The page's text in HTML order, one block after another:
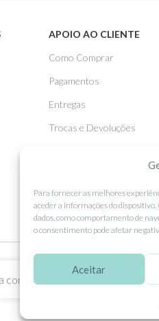
Para fornecer as melhores
aceder a informações do
dados, como comportamento de
o consentimento pode afetar
Aceitar
APOIO AO CLIENTE
Como Comprar
Pagamentos
Entregas
Trocas e Devoluções
a sua utilização.